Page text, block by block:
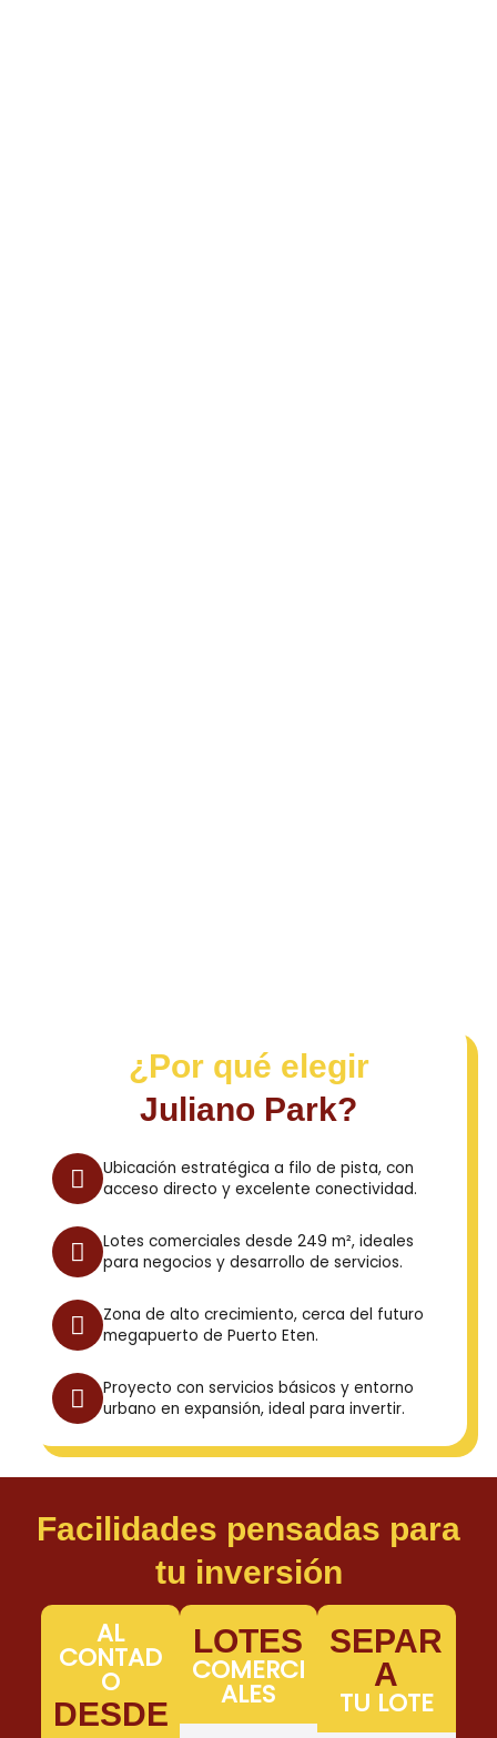
¿Por qué elegir
Juliano Park?
Ubicación estratégica a filo de pista, con
acceso directo y excelente conectividad.
Lotes comerciales desde 249 m², ideales
para negocios y desarrollo de servicios.
Zona de alto crecimiento, cerca del futuro
megapuerto de Puerto Eten.
Proyecto con servicios básicos y entorno
urbano en expansión, ideal para invertir.
Facilidades pensadas para
tu inversión
AL
CONTAD
O
DESDE
LOTES
COMERCI
ALES
SEPAR
A
TU LOTE